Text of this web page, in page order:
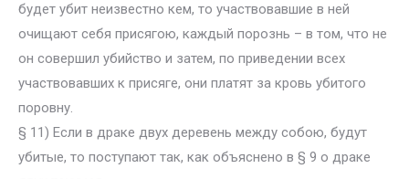
будет убит неизвестно кем, то участвовавшие в ней
очищают себя присягою, каждый порознь – в том, что не
он совершил убийство и затем, по приведении всех
участвовавших к присяге, они платят за кровь убитого
поровну.
§ 11) Если в драке двух деревень между собою, будут
убитые, то поступают так, как объяснено в § 9 о драке